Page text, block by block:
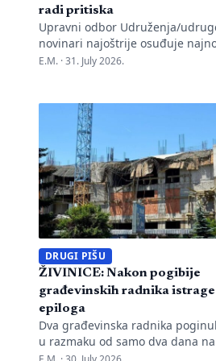
radi pritiska
Upravni odbor Udruženja/
novinari najoštrije osuđuje
advokata i političara Mirenesa
novinarku Anisu Mahmutović,
Oslobođenje, predsjednika BH
Marka Divkovića i generalnu
Rudić. Nakon ranije
prijava i tužbi za klevetu protiv
Mahmutović i odgovornih osoba
E.M. ·31. July 2026.
DRUGI PIŠU
ŽIVINICE: Nakon pogibije
građevinskih radnika istrage
epiloga
Dva građevinska radnika
u razmaku od samo dva dana na
gradilištima u Živinicama. Ni